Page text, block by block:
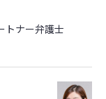
トナー弁護士